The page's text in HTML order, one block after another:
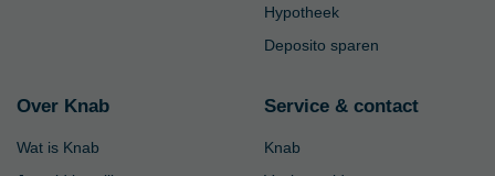
Hypotheek
Deposito sparen
Over Knab
Wat is Knab
Service & contact
Knab